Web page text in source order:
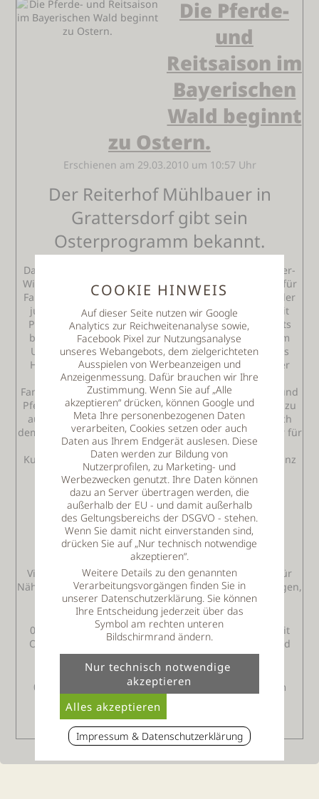
Die Pferde-
und
Reitsaison im
Bayerischen
Wald beginnt
zu Ostern.
Erschienen am 29.03.2010 um 10:57 Uhr
Der Reiterhof Mühlbauer in
Grattersdorf gibt sein
Osterprogramm bekannt.
Das Thula Wellness-Hotel Bayerischer Wald im Lallinger-
Winkel bietet zur Ferienzeit verschiedene Pauschalen für
Familien mit Kindern zum Familienfestpreis an. Viele der
jungen Gäste im Hotel wünsche sich den Umgang mit
Pferden, möchten das Reiten lernen, oder sind bereits
begeisterte Reiter und möchten ihrem Hobby auch im
Urlaub nachgehen. Für alle Pferdefreude arbeitet das
Hotel mit dem Reiterhof der Familie Mühlbauer in der
Nachbargemeinde zusammen.
Familie Mühlbauer betreibt ihren Hof als reinen Reit- und
Pferdehof. Dort ist man vom ersten Kennenlernen bis zu
ausgedehnten Ausritten in besten Händen - ganz nach
dem Motto von Familie Mühlbauer - "Reiten mit gespür für
Mensch und Tier"!
Kutschenfahrten werden ebenso angeboten - auch ganz
individuell z.B. zur Hochzeit.
Das Reitprogramm für die Ostertage 2010:
-täglich Familienwanderritte für sattelfeste Reiter
ab 18,00 Euro/Reiter
-täglich Pferdekutschenfahrten
ab 9,00 Euro/Person
29.03.2010: Erlebnistag von 13.30 bis 17.30 Uhr
Viel Raum für Fragen rund um das Pferd, viel Raum für
Nähe zu den Pferden, viel Raum für erste Reiterfahrungen,
Pferdekutschfahrt, Lagerfeuer und Steckerlbrot
15,00 Euro/Kind
05.04.2010: Emmausritt - Geführte Reitwanderung mit
Ostereiersuchen auf der Waldwiese, für Anfänger und
Fortgeschrittene
18,00 Euro/Reiter
09. und 10.04.2010: Qigong-Einsteiger-Kurs auf dem
Freitag von 17.00 bis 19.00 und Samstag ganztägig.
50,00 Euro Kursgebühr/Person
COOKIE HINWEIS
Auf dieser Seite nutzen wir Google
Analytics zur Reichweitenanalyse sowie,
Facebook Pixel zur Nutzungsanalyse
unseres Webangebots, dem zielgerichteten
Ausspielen von Werbeanzeigen und
Anzeigenmessung. Dafür brauchen wir Ihre
Zustimmung. Wenn Sie auf „Alle
akzeptieren“ drücken, können Google und
Meta Ihre personenbezogenen Daten
verarbeiten, Cookies setzen oder auch
Daten aus Ihrem Endgerät auslesen. Diese
Daten werden zur Bildung von
Nutzerprofilen, zu Marketing- und
Werbezwecken genutzt. Ihre Daten können
dazu an Server übertragen werden, die
außerhalb der EU - und damit außerhalb
des Geltungsbereichs der DSGVO - stehen.
Wenn Sie damit nicht einverstanden sind,
drücken Sie auf „Nur technisch notwendige
akzeptieren“.
Weitere Details zu den genannten
Verarbeitungsvorgängen finden Sie in
unserer Datenschutzerklärung. Sie können
Ihre Entscheidung jederzeit über das
Symbol am rechten unteren
Bildschirmrand ändern.
Impressum & Datenschutzerklärung